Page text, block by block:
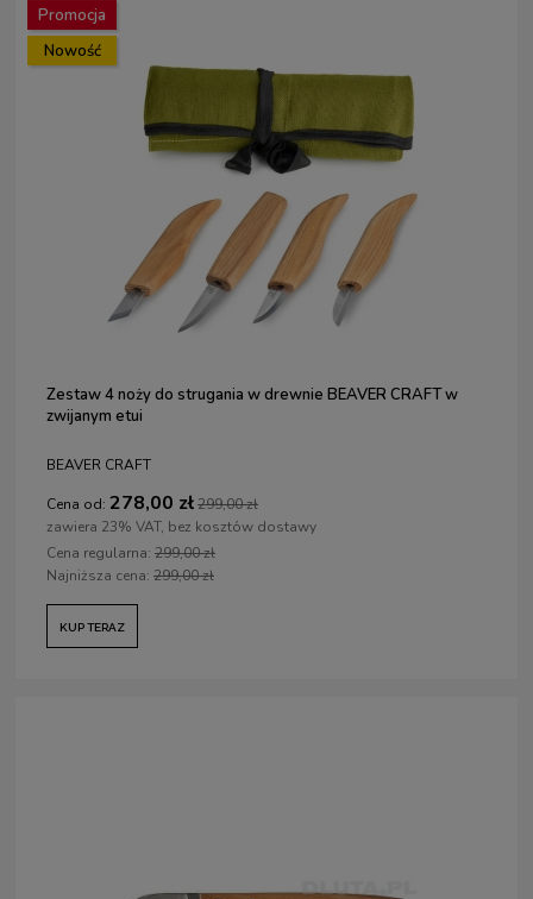
Zestaw 4 noży do strugania w drewnie BEAVER CRAFT w
zwijanym etui
BEAVER CRAFT
Cena od: 278,00 zł299,00 zł
zawiera 23% VAT, bez kosztów dostawy
Cena regularna: 299,00 zł
Najniższa cena: 299,00 zł
KUP TERAZ
Promocja
Nowość